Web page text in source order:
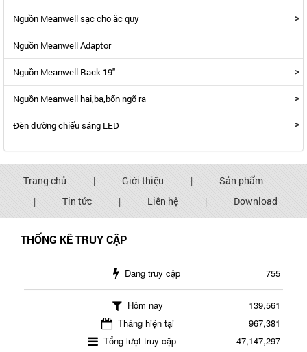
Nguồn Meanwell sạc cho ắc quy >
Nguồn Meanwell Adaptor
Nguồn Meanwell Rack 19" >
Nguồn Meanwell hai,ba,bốn ngõ ra >
Đèn đường chiếu sáng LED >
Trang chủ | Giới thiệu |
Sản phẩm
|
Tin tức | Liên hệ | Download
THỐNG KÊ TRUY CẬP
Đang truy cập 755
Hôm nay
139,561
Tháng hiện tại
967,381
Tổng lượt truy cập
47,147,297